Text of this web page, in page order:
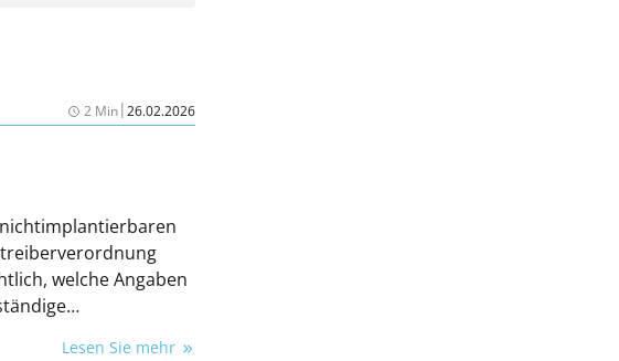
einher.
Arbeitsrecht
Grenzen und
2 Min|26.02.2026
welche Angaben
Lesen Sie mehr